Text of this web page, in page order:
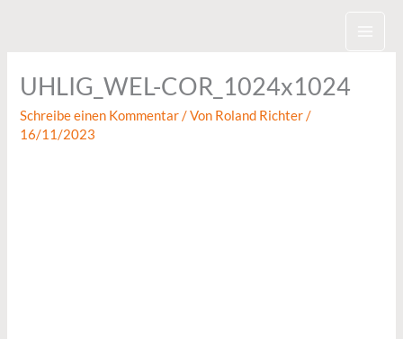
UHLIG_WEL-COR_1024x1024
Schreibe einen Kommentar / Von Roland Richter/
16/11/2023